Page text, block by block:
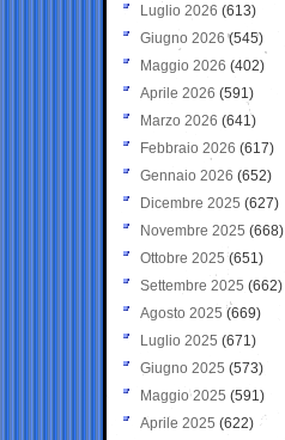
Luglio 2026 (613)
Giugno 2026 (545)
Maggio 2026 (402)
Aprile 2026 (591)
Marzo 2026 (641)
Febbraio 2026 (617)
Gennaio 2026 (652)
Dicembre 2025 (627)
Novembre 2025 (668)
Ottobre 2025 (651)
Settembre 2025 (662)
Agosto 2025 (669)
Luglio 2025 (671)
Giugno 2025 (573)
Maggio 2025 (591)
Aprile 2025 (622)